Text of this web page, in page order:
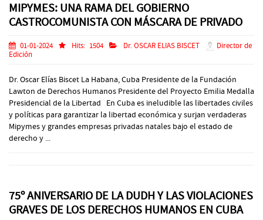
MIPYMES: UNA RAMA DEL GOBIERNO
CASTROCOMUNISTA CON MÁSCARA DE PRIVADO
01-01-2024 Hits: 1504 Dr. OSCAR ELIAS BISCET
Director de
Edición
Dr. Oscar Elías Biscet La Habana, Cuba Presidente de la Fundación
Lawton de Derechos Humanos Presidente del Proyecto Emilia Medalla
Presidencial de la Libertad En Cuba es ineludible las libertades civiles
y políticas para garantizar la libertad económica y surjan verdaderas
Mipymes y grandes empresas privadas natales bajo el estado de
derecho y ...
75º ANIVERSARIO DE LA DUDH Y LAS VIOLACIONES
GRAVES DE LOS DERECHOS HUMANOS EN CUBA